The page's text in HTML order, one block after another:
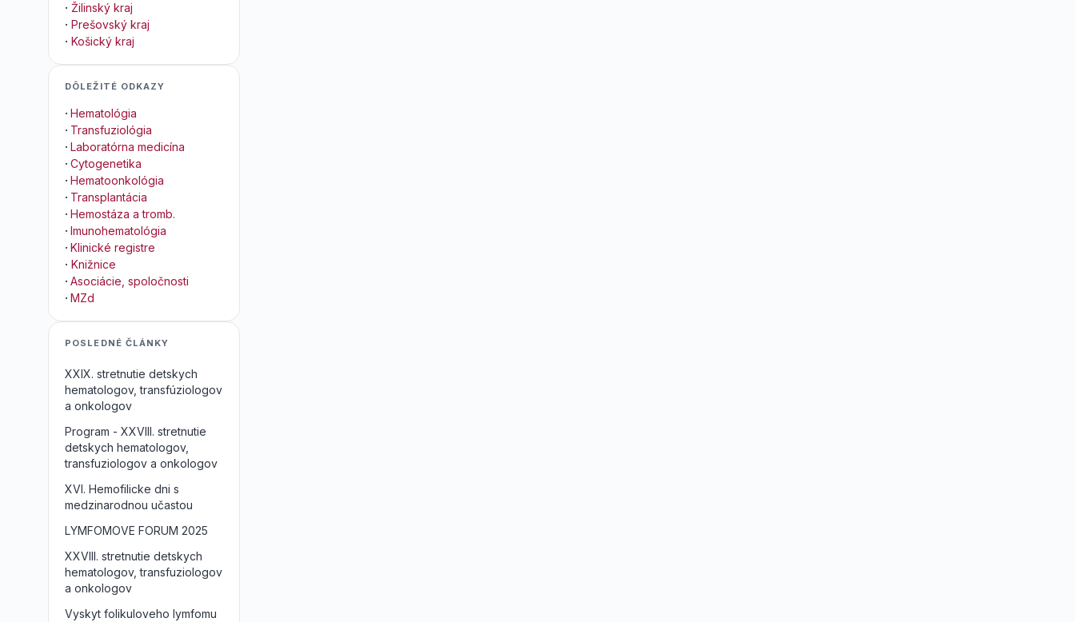
· Žilinský kraj
· Prešovský kraj
· Košický kraj
DÔLEŽITÉ ODKAZY
· Hematológia
· Transfuziológia
· Laboratórna medicína
· Cytogenetika
· Hematoonkológia
· Transplantácia
· Hemostáza a tromb.
· Imunohematológia
· Klinické registre
· Knižnice
· Asociácie, spoločnosti
· MZd
POSLEDNÉ ČLÁNKY
XXIX. stretnutie detskych
hematologov, transfúziologov
a onkologov
Program - XXVIII. stretnutie
detskych hematologov,
transfuziologov a onkologov
XVI. Hemofilicke dni s
medzinarodnou učastou
LYMFOMOVE FORUM 2025
XXVIII. stretnutie detskych
hematologov, transfuziologov
a onkologov
Vyskyt folikuloveho lymfomu